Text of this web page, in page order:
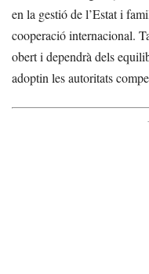
en la gestió de l’Estat i
cooperació internacional.
obert i dependrà dels
adoptin les autoritats